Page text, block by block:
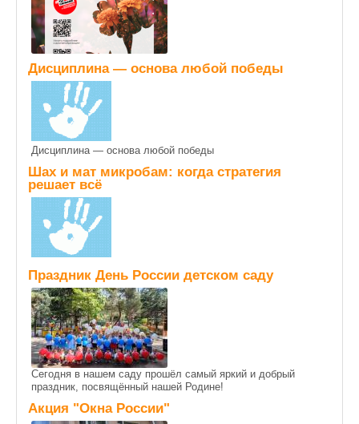
Дисциплина — основа любой победы
Дисциплина — основа любой победы
Шах и мат микробам: когда стратегия
решает всё
Праздник День России детском саду
Сегодня в нашем саду прошёл самый яркий и добрый
праздник, посвящённый нашей Родине!
Акция "Окна России"